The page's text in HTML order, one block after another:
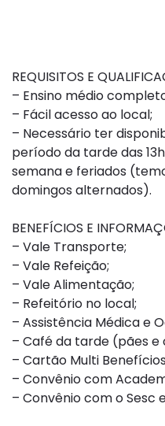
REQUISITOS E
– Ensino médio
– Fácil acesso ao local;
– Necessário ter
período da tarde das
semana e feriados
domingos alternados).
BENEFÍCIOS E
– Vale Transporte;
– Vale Refeição;
– Vale Alimentação;
– Refeitório no local;
– Assistência Médica e
– Café da tarde (pães e
– Cartão Multi
– Convênio com
– Convênio com o Sesc